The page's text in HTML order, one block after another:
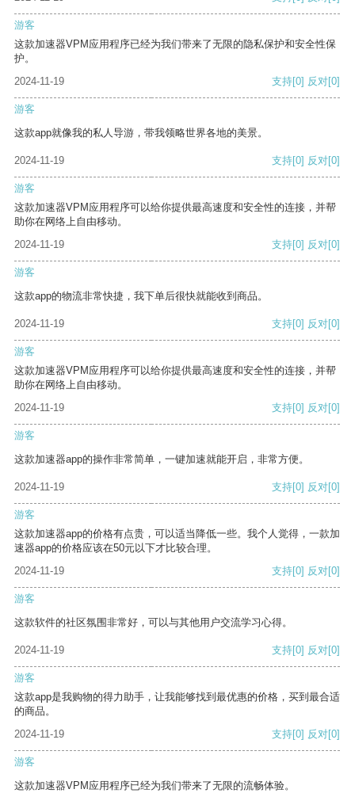
游客
这款加速器VPM应用程序已经为我们带来了无限的隐私保护和安全性保
护。
2024-11-19
支持[0] 反对[0]
游客
这款app就像我的私人导游，带我领略世界各地的美景。
2024-11-19 支持[0] 反对[0]
游客
这款加速器VPM应用程序可以给你提供最高速度和安全性的连接，并帮
助你在网络上自由移动。
2024-11-19
支持[0] 反对[0]
游客
这款app的物流非常快捷，我下单后很快就能收到商品。
2024-11-19 支持[0] 反对[0]
游客
这款加速器VPM应用程序可以给你提供最高速度和安全性的连接，并帮
助你在网络上自由移动。
2024-11-19
支持[0] 反对[0]
游客
这款加速器app的操作非常简单，一键加速就能开启，非常方便。
2024-11-19 支持[0] 反对[0]
游客
这款加速器app的价格有点贵，可以适当降低一些。我个人觉得，一款加
速器app的价格应该在50元以下才比较合理。
2024-11-19
支持[0] 反对[0]
游客
这款软件的社区氛围非常好，可以与其他用户交流学习心得。
2024-11-19 支持[0] 反对[0]
游客
这款app是我购物的得力助手，让我能够找到最优惠的价格，买到最合适
的商品。
2024-11-19
支持[0] 反对[0]
游客
这款加速器VPM应用程序已经为我们带来了无限的流畅体验。